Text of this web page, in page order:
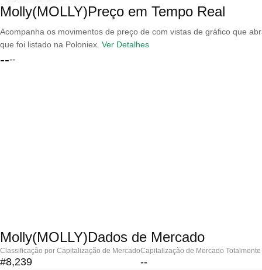
Molly(MOLLY)Preço em Tempo Real
Acompanha os movimentos de preço de com vistas de gráfico que
que foi listado na Poloniex. Ver Detalhes
----
Molly(MOLLY)Dados de Mercado
Classificação por Capitalização de Mercado
#8,239
Capitalização de Mercado
--